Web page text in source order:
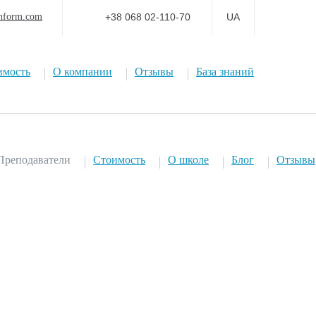
+38 068 02-110-70 UA
База знаний
Отзывы
О компании
Отзывы
Блог
О школе
Стоимость